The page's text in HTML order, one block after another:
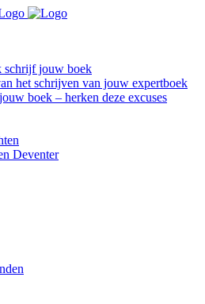
schrijf jouw boek
het schrijven van jouw expertboek
boek – herken deze excuses
Deventer